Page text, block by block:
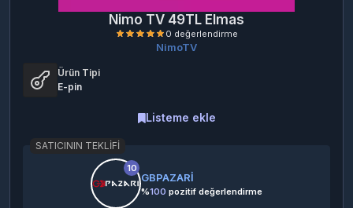
Nimo TV 49TL Elmas
NimoTV
Ürün Tipi
E-pin
Listeme ekle
SATICININ TEKLIFI
10
GBPAZARİ
%100 pozitif değerlendirme